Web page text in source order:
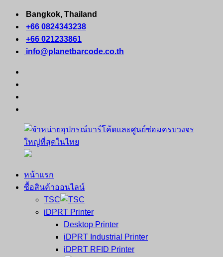
Skip
content
Bangkok, Thailand
+66 0824343238
+66 021233861
info@planetbarcode.co.th
จำหน่าย
คอมพิวเตอร์
หน้าแรก
ซื้อสินค้าออนไลน์
TSC
iDPRT Printer
Desktop Printer
iDPRT Industrial Printer
iDPRT RFID Printer